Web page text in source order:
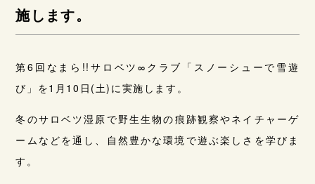
施します。
第6回なまら!!サロベツ∞クラブ「スノーシューで雪遊
び」を1月10日(土)に実施します。
冬のサロベツ湿原で野生生物の痕跡観察やネイチャーゲ
ームなどを通し、自然豊かな環境で遊ぶ楽しさを学びま
す。